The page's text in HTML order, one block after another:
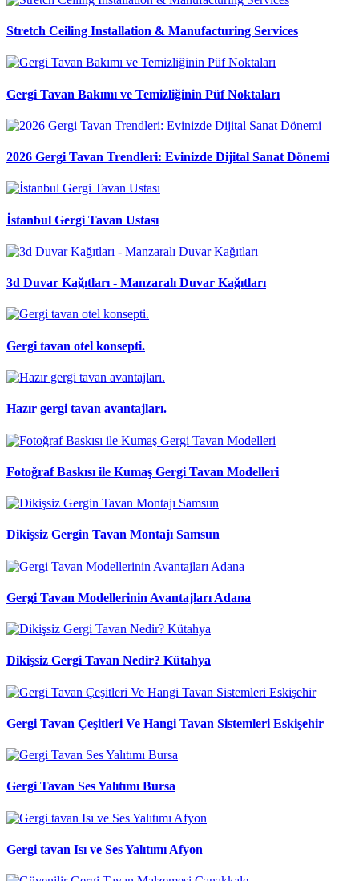
Stretch Ceiling Installation & Manufacturing Services
Gergi Tavan Bakımı ve Temizliğinin Püf Noktaları
2026 Gergi Tavan Trendleri: Evinizde Dijital Sanat Dönemi
İstanbul Gergi Tavan Ustası
3d Duvar Kağıtları - Manzaralı Duvar Kağıtları
Gergi tavan otel konsepti.
Hazır gergi tavan avantajları.
Fotoğraf Baskısı ile Kumaş Gergi Tavan Modelleri
Dikişsiz Gergin Tavan Montajı Samsun
Gergi Tavan Modellerinin Avantajları Adana
Dikişsiz Gergi Tavan Nedir? Kütahya
Gergi Tavan Çeşitleri Ve Hangi Tavan Sistemleri Eskişehir
Gergi Tavan Ses Yalıtımı Bursa
Gergi tavan Isı ve Ses Yalıtımı Afyon